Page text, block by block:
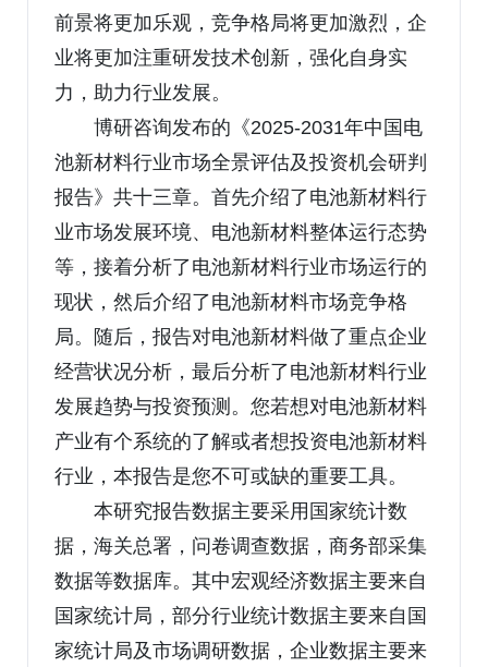
前景将更加乐观，竞争格局将更加激烈，企
业将更加注重研发技术创新，强化自身实
力，助力行业发展。
博研咨询发布的《2025-2031年中国电
池新材料行业市场全景评估及投资机会研判
报告》共十三章。首先介绍了电池新材料行
业市场发展环境、电池新材料整体运行态势
等，接着分析了电池新材料行业市场运行的
现状，然后介绍了电池新材料市场竞争格
局。随后，报告对电池新材料做了重点企业
经营状况分析，最后分析了电池新材料行业
发展趋势与投资预测。您若想对电池新材料
产业有个系统的了解或者想投资电池新材料
行业，本报告是您不可或缺的重要工具。
本研究报告数据主要采用国家统计数
据，海关总署，问卷调查数据，商务部采集
数据等数据库。其中宏观经济数据主要来自
国家统计局，部分行业统计数据主要来自国
家统计局及市场调研数据，企业数据主要来